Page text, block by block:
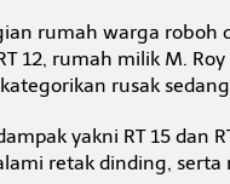
rumah warga roboh
12, rumah milik M.
rusak
yakni RT 15 dan
retak dinding, serta